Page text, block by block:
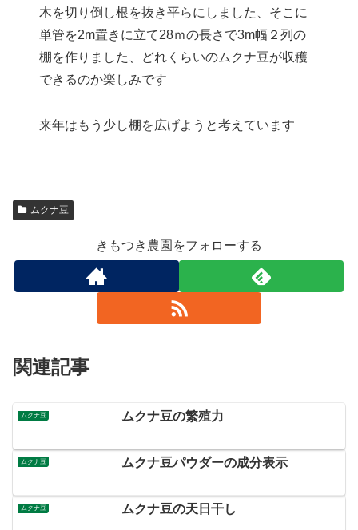
木を切り倒し根を抜き平らにしました、そこに
単管を2m置きに立て28ｍの長さで3m幅２列の
棚を作りました、どれくらいのムクナ豆が収穫
できるのか楽しみです
来年はもう少し棚を広げようと考えています
ムクナ豆
きもつき農園をフォローする
関連記事
ムクナ豆 ムクナ豆の繁殖力
ムクナ豆 ムクナ豆パウダーの成分表示
ムクナ豆 ムクナ豆の天日干し